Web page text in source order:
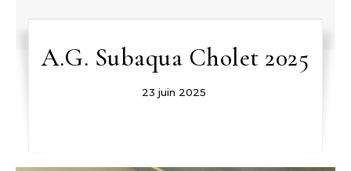
A.G. Subaqua Cholet 2025
23 juin 2025